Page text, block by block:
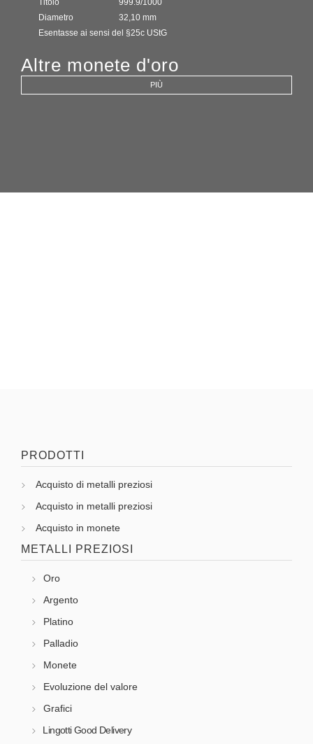
Diametro
32,10 mm
Esentasse ai sensi del §25c UStG
Altre monete d'oro
PIÙ
PRODOTTI
Acquisto di metalli preziosi
Acquisto in metalli preziosi
Acquisto in monete
METALLI PREZIOSI
Oro
Argento
Platino
Palladio
Monete
Evoluzione del valore
Grafici
Lingotti Good Delivery